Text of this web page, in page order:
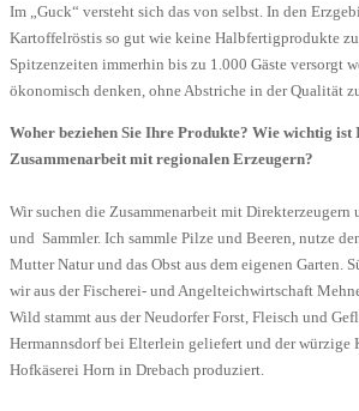
Im „Guck“ versteht sich das von selbst. In den
Kartoffelröstis so gut wie keine Halbfertigprodukte
Spitzenzeiten immerhin bis zu 1.000 Gäste versorgt
ökonomisch denken, ohne Abstriche in der Qualität
Woher beziehen Sie Ihre Produkte? Wie wichtig ist
Zusammenarbeit mit regionalen Erzeugern?
Wir suchen die Zusammenarbeit mit Direkterzeugern
und Sammler. Ich sammle Pilze und Beeren, nutze
Mutter Natur und das Obst aus dem eigenen Garten.
wir aus der Fischerei- und Angelteichwirtschaft
Wild stammt aus der Neudorfer Forst, Fleisch und
Hermannsdorf bei Elterlein geliefert und der würzige
Hofkäserei Horn in Drebach produziert.